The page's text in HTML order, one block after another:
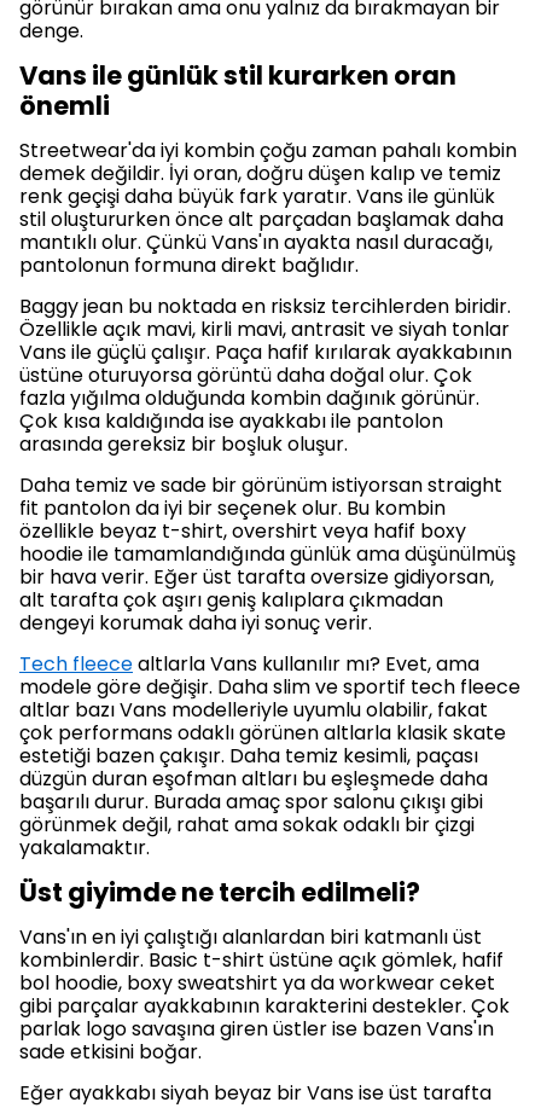
görünür bırakan ama onu yalnız da bırakmayan bir
denge.
Vans ile günlük stil kurarken oran
önemli
Streetwear'da iyi kombin çoğu zaman pahalı kombin
demek değildir. İyi oran, doğru düşen kalıp ve temiz
renk geçişi daha büyük fark yaratır. Vans ile günlük
stil oluştururken önce alt parçadan başlamak daha
mantıklı olur. Çünkü Vans'ın ayakta nasıl duracağı,
pantolonun formuna direkt bağlıdır.
Baggy jean bu noktada en risksiz tercihlerden biridir.
Özellikle açık mavi, kirli mavi, antrasit ve siyah tonlar
Vans ile güçlü çalışır. Paça hafif kırılarak ayakkabının
üstüne oturuyorsa görüntü daha doğal olur. Çok
fazla yığılma olduğunda kombin dağınık görünür.
Çok kısa kaldığında ise ayakkabı ile pantolon
arasında gereksiz bir boşluk oluşur.
Daha temiz ve sade bir görünüm istiyorsan straight
fit pantolon da iyi bir seçenek olur. Bu kombin
özellikle beyaz t-shirt, overshirt veya hafif boxy
hoodie ile tamamlandığında günlük ama düşünülmüş
bir hava verir. Eğer üst tarafta oversize gidiyorsan,
alt tarafta çok aşırı geniş kalıplara çıkmadan
dengeyi korumak daha iyi sonuç verir.
Tech fleecealtlarla Vans kullanılır mı? Evet, ama
modele göre değişir. Daha slim ve sportif tech fleece
altlar bazı Vans modelleriyle uyumlu olabilir, fakat
çok performans odaklı görünen altlarla klasik skate
estetiği bazen çakışır. Daha temiz kesimli, paçası
düzgün duran eşofman altları bu eşleşmede daha
başarılı durur. Burada amaç spor salonu çıkışı gibi
görünmek değil, rahat ama sokak odaklı bir çizgi
yakalamaktır.
Üst giyimde ne tercih edilmeli?
Vans'ın en iyi çalıştığı alanlardan biri katmanlı üst
kombinlerdir. Basic t-shirt üstüne açık gömlek, hafif
bol hoodie, boxy sweatshirt ya da workwear ceket
gibi parçalar ayakkabının karakterini destekler. Çok
parlak logo savaşına giren üstler ise bazen Vans'ın
sade etkisini boğar.
Eğer ayakkabı siyah beyaz bir Vans ise üst tarafta